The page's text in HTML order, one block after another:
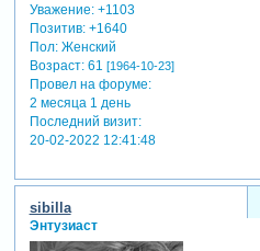
Уважение: +1103
Позитив: +1640
Пол:Женский
Возраст:61 [1964-10-23]
Провел на форуме:
2 месяца 1 день
Последний визит:
20-02-2022 12:41:48
sibilla
Энтузиаст